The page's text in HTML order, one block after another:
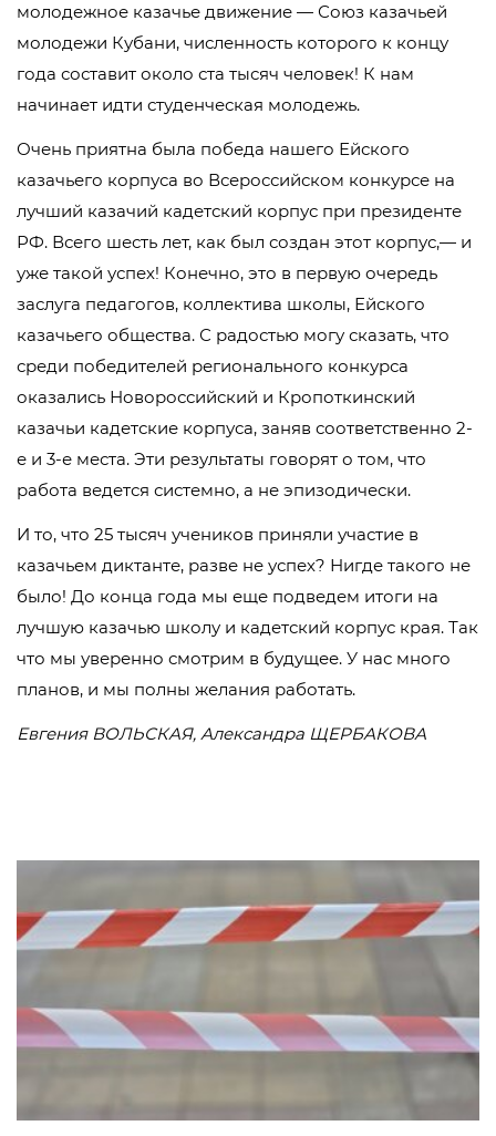
молодежное казачье движение — Союз казачьей
молодежи Кубани, численность которого к концу
года составит около ста тысяч человек! К нам
начинает идти студенческая молодежь.
Очень приятна была победа нашего Ейского
казачьего корпуса во Всероссийском конкурсе на
лучший казачий кадетский корпус при президенте
РФ. Всего шесть лет, как был создан этот корпус,— и
уже такой успех! Конечно, это в первую очередь
заслуга педагогов, коллектива школы, Ейского
казачьего общества. С радостью могу сказать, что
среди победителей регионального конкурса
оказались Новороссийский и Кропоткинский
казачьи кадетские корпуса, заняв соответственно 2-
е и 3-е места. Эти результаты говорят о том, что
работа ведется системно, а не эпизодически.
И то, что 25 тысяч учеников приняли участие в
казачьем диктанте, разве не успех? Нигде такого не
было! До конца года мы еще подведем итоги на
лучшую казачью школу и кадетский корпус края. Так
что мы уверенно смотрим в будущее. У нас много
планов, и мы полны желания работать.
Евгения ВОЛЬСКАЯ, Александра ЩЕРБАКОВА